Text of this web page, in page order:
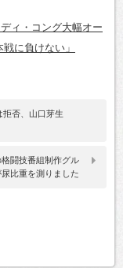
ィ・コング大幅オー
に負けない」
拒否、山口芽生
闘技番組制作グル
尿比重を測りました